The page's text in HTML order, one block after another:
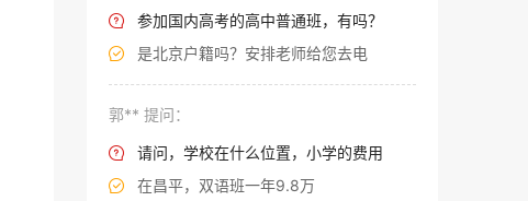
 参加国内高考的高中普通班，有吗？
 是北京户籍吗？安排老师给您去电
郭** 提问：
 请问，学校在什么位置，小学的费用
 在昌平，双语班一年9.8万